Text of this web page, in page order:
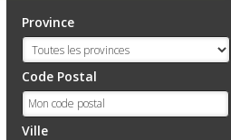
Province
Code Postal
Ville